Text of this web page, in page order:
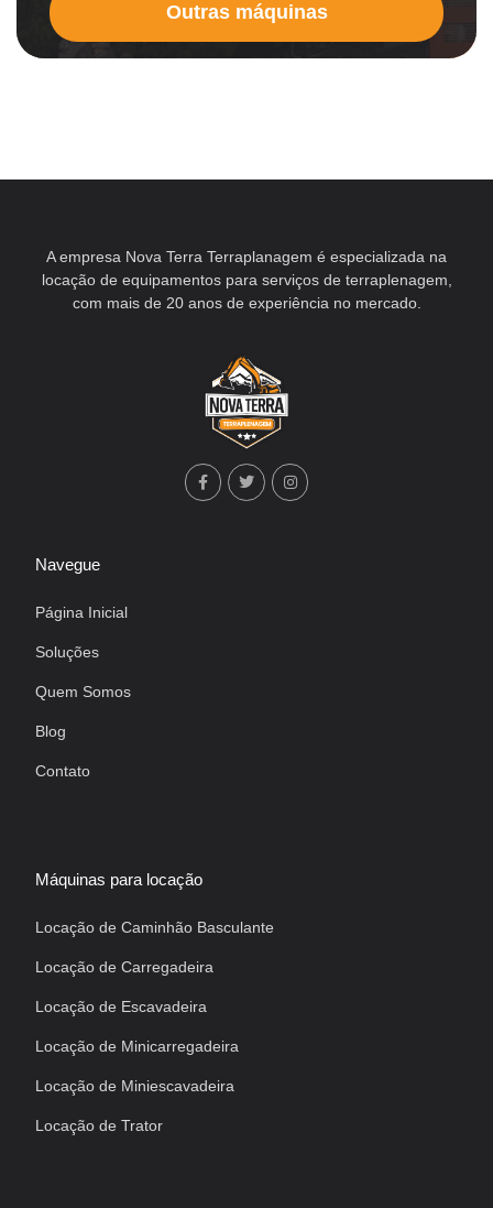
Outras máquinas
A empresa Nova Terra Terraplanagem é especializada na
locação de equipamentos para serviços de terraplenagem,
com mais de 20 anos de experiência no mercado.
Navegue
Página Inicial
Soluções
Quem Somos
Blog
Contato
Máquinas para locação
Locação de Caminhão Basculante
Locação de Carregadeira
Locação de Escavadeira
Locação de Minicarregadeira
Locação de Miniescavadeira
Locação de Trator